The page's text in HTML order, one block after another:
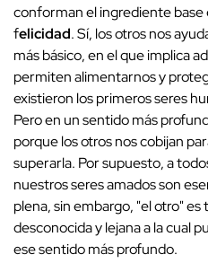
conforman el ingrediente base
felicidad. Sí, los otros nos
más básico, en el que implica
permiten alimentarnos y
existieron los primeros seres
Pero en un sentido más
porque los otros nos cobijan
superarla. Por supuesto, a
nuestros seres amados son
plena, sin embargo, "el otro"
desconocida y lejana a la cual
ese sentido más profundo.